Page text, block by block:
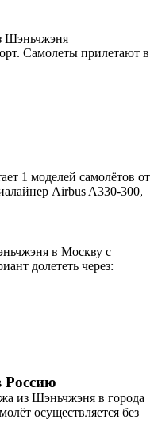
Шэньчжэня
Самолеты прилетают в
1 моделей самолётов от
Airbus A330-300,
в Москву с
долететь через:
Россию
из Шэньчжэня в города
осуществляется без